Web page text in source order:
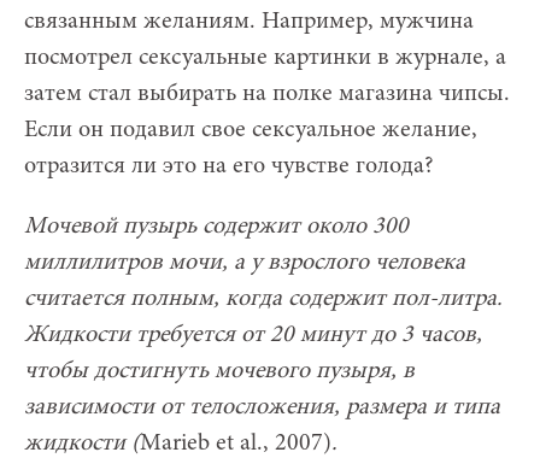
связанным желаниям. Например, мужчина
посмотрел сексуальные картинки в журнале, а
затем стал выбирать на полке магазина чипсы.
Если он подавил свое сексуальное желание,
отразится ли это на его чувстве голода?
Мочевой пузырь содержит около 300
миллилитров мочи, а у взрослого человека
считается полным, когда содержит пол-литра.
Жидкости требуется от 20 минут до 3 часов,
чтобы достигнуть мочевого пузыря, в
зависимости от телосложения, размера и типа
жидкости (Marieb et al., 2007).